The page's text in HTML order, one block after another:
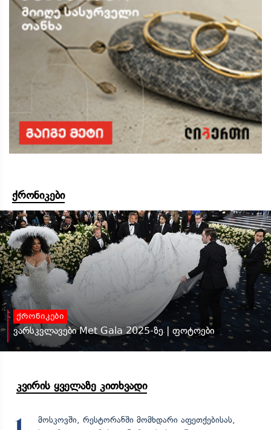
ქრონიკები
ქრონიკები
ვარსკვლავები Met Gala 2025-ზე | ფოტოები
კვირის ყველაზე კითხვადი
მოსკოვში, რესტორანში მომხდარი აფეთქებისას,